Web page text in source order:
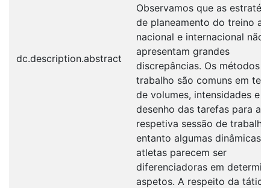
dc.description.abstract
Observamos que as
de planeamento do treino a
nacional e internacional não
apresentam grandes
discrepâncias. Os métodos
trabalho são comuns em
de volumes, intensidades e
desenho das tarefas para a
respetiva sessão de
entanto algumas dinâmicas
atletas parecem ser
diferenciadoras em
aspetos. A respeito da